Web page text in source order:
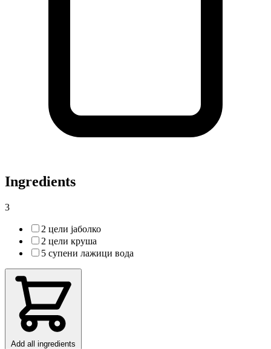
Ingredients
3
2 цели јаболко
2 цели круша
5 супени лажици вода
Add all ingredients